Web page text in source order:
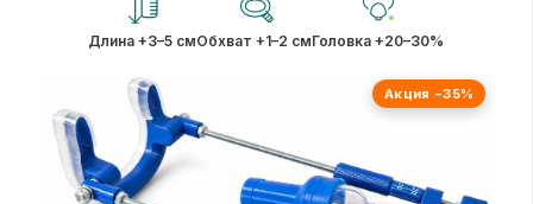
Длина +3–5 смОбхват +1–2 смГоловка +20–30%
Акция −35%